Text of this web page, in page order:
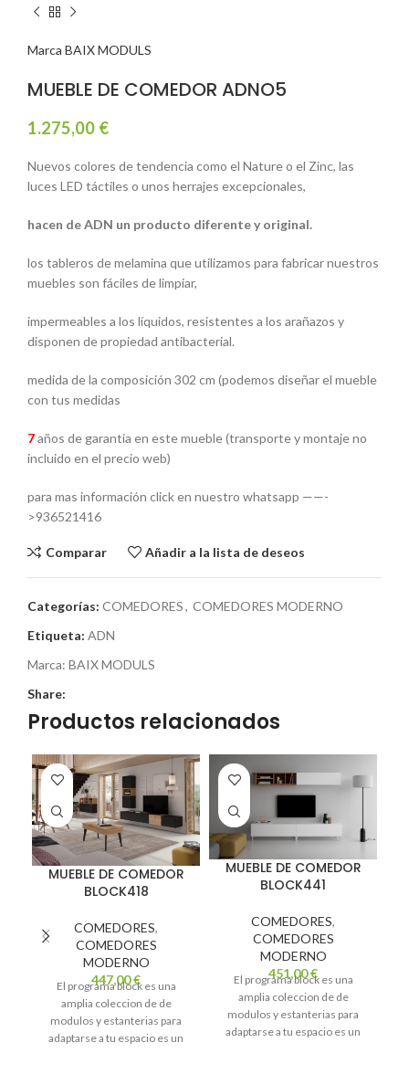
Marca BAIX MODULS
MUEBLE DE COMEDOR ADNO5
1.275,00 €
Nuevos colores de tendencia como el Nature o el Zinc, las
luces LED táctiles o unos herrajes excepcionales,
hacen de ADN un producto diferente y original.
los tableros de melamina que utilizamos para fabricar nuestros
muebles son fáciles de limpiar,
impermeables a los líquidos, resistentes a los arañazos y
disponen de propiedad antibacterial.
medida de la composición 302 cm (podemos diseñar el mueble
con tus medidas
7años de garantia en este mueble (transporte y montaje no
incluido en el precio web)
para mas información click en nuestro whatsapp ——-
>936521416
Comparar Añadir a la lista de deseos
Categorías: COMEDORES, COMEDORES MODERNO
Etiqueta: ADN
Marca: BAIX MODULS
Share:
Productos relacionados
MUEBLE DE COMEDOR
BLOCK418
COMEDORES,
COMEDORES
MODERNO
447,00€
El programa block es una
amplia coleccion de de
modulos y estanterias para
adaptarse a tu espacio es un
MUEBLE DE COMEDOR
BLOCK441
COMEDORES,
COMEDORES
MODERNO
451,00€
El programa block es una
amplia coleccion de de
modulos y estanterias para
adaptarse a tu espacio es un